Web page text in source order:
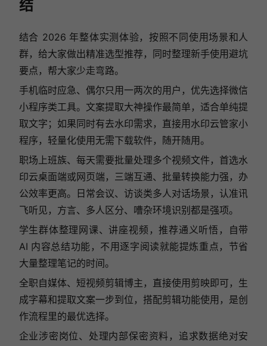
结
结合 2026 年整体实测体验，按照不同使用场景和人
群，给大家做出精准选型推荐，同时整理新手使用避坑
要点，帮大家少走弯路。
手机临时应急、偶尔只用一两次的用户，优先选择微信
小程序类工具。文案提取大神操作最简单，适合单纯提
取文字；如果同时有去水印需求，直接用水印云管家小
程序，轻量化使用无需下载软件，随开随用。
职场上班族、每天需要批量处理多个视频文件，首选水
印云桌面端或网页端，三端互通、批量转换能力强，办
公效率更高。日常会议、访谈类多人对话场景，认准讯
飞听见，方言、多人区分、嘈杂环境识别都是强项。
学生群体整理网课、讲座视频，推荐通义听悟，自带
AI 内容总结功能，不用逐字阅读就能提炼重点，节省
大量整理笔记的时间。
全职自媒体、短视频剪辑博主，直接使用剪映即可，生
成字幕和提取文案一步到位，搭配剪辑功能使用，是创
作流程里的最优选择。
企业涉密岗位、处理内部保密资料，追求数据绝对安